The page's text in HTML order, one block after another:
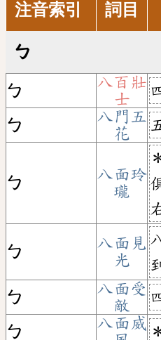
注音索引 詞目
ㄅ
ㄅ
八百壯
士
ㄅ
八門五
花
ㄅ
八面玲
瓏
ㄅ
八面見
光
ㄅ
八面受
敵
ㄅ
八面威